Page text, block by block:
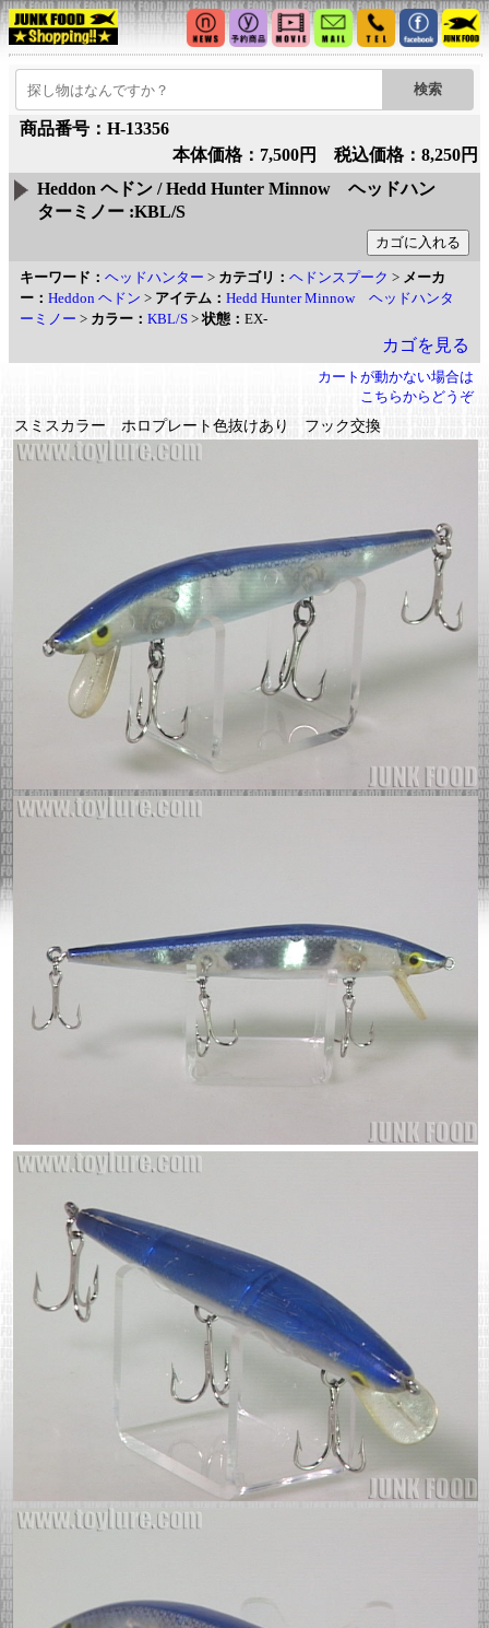
商品番号：H-13356
本体価格：7,500円 税込価格：8,250円
Heddon ヘドン / Hedd Hunter Minnow ヘッドハン
ターミノー :KBL/S
キーワード： ヘッドハンター > カテゴリ： ヘドンスプーク > メーカ
ー： Heddon ヘドン > アイテム： Hedd Hunter Minnow ヘッドハンタ
ーミノー > カラー： KBL/S >状態： EX-
カゴを見る
カートが動かない場合は
こちらからどうぞ
スミスカラー ホロプレート色抜けあり フック交換